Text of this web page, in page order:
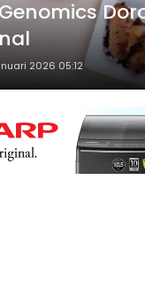
2026 05:12